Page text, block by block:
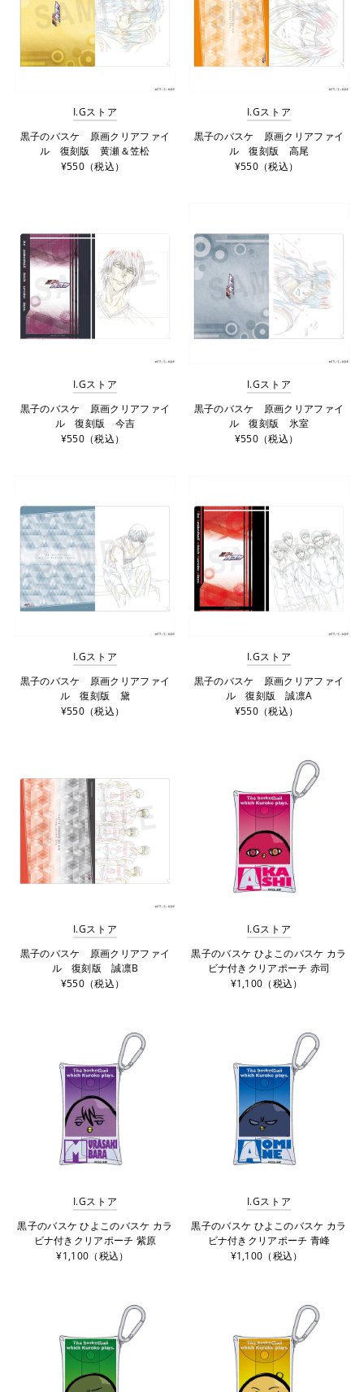
I.Gストア
黒子のバスケ 原画クリアファイ
ル 復刻版 黄瀬＆笠松
¥550（税込）
I.Gストア
黒子のバスケ 原画クリアファイ
ル 復刻版 高尾
¥550（税込）
I.Gストア
黒子のバスケ 原画クリアファイ
ル 復刻版 今吉
¥550（税込）
I.Gストア
黒子のバスケ 原画クリアファイ
ル 復刻版 氷室
¥550（税込）
I.Gストア
黒子のバスケ 原画クリアファイ
ル 復刻版 黛
¥550（税込）
I.Gストア
黒子のバスケ 原画クリアファイ
ル 復刻版 誠凛A
¥550（税込）
I.Gストア
黒子のバスケ 原画クリアファイ
ル 復刻版 誠凛B
¥550（税込）
I.Gストア
黒子のバスケ ひよこのバスケ カラ
ビナ付きクリアポーチ 赤司
¥1,100（税込）
I.Gストア
黒子のバスケ ひよこのバスケ カラ
ビナ付きクリアポーチ 紫原
¥1,100（税込）
I.Gストア
黒子のバスケ ひよこのバスケ カラ
ビナ付きクリアポーチ 青峰
¥1,100（税込）